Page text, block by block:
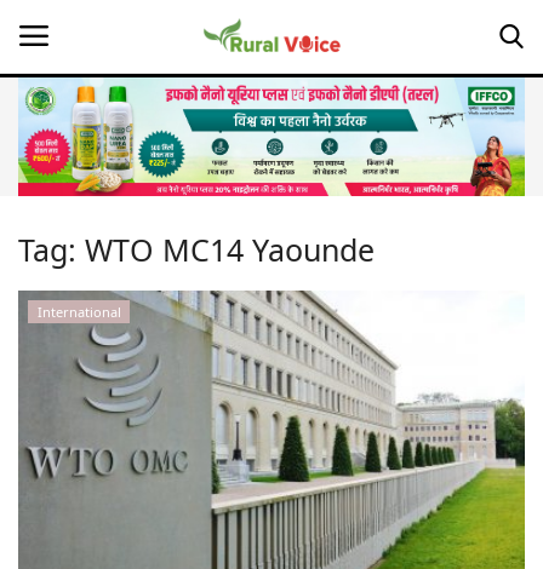
Home
About Us
Leadership Profiles
Opinion
Politics
Tag: WTO MC14 Yaounde
International